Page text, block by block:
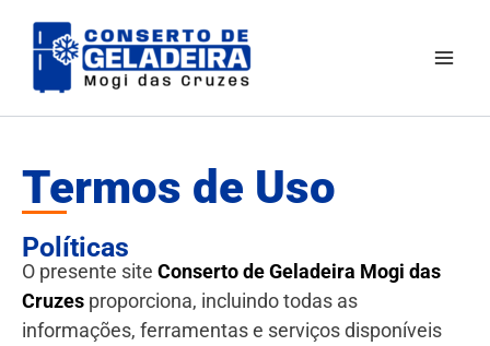
para
Termos de Uso
Políticas
O presente site Conserto de Geladeira Mogi das
Cruzes proporciona, incluindo todas as
informações, ferramentas e serviços disponíveis